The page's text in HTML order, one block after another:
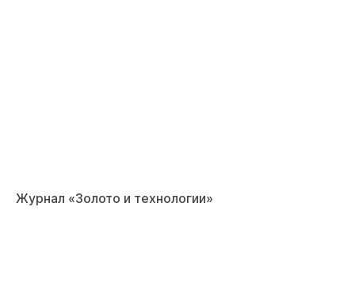
Журнал «Золото и технологии»